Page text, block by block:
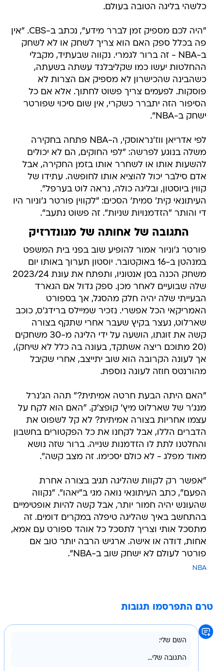
כלשהי בליגה הטובה בעולם.
"היה לכם מספיק זמן לברר מידע", נכתב ב-CBS. "אין
פה בכלל ספק האם הוא צריך לשחק או לא לשחק
ב-NBA - זה ברור לגמרי. נקווה שבעתיד, מקבלי
ההחלטות יעשו כמו שקליבלנד עשתה בשעתה,
כשהבינה שהכישרון לא מספיק אם הצרות לא
פוסקות. לפעמים צריך פשוט לחתוך. אלא אם כל
הסיפור הזה יתברר כשקרי, אין שום סיכוי שפורטר
ישחק ב-NBA".
לפי אדריאן ווז'נראוסקי, ה-NBA פתחה בחקירה
משלה בנוגע לפרשה: "לפי החוקים, הם לא יכולים
להשעות אותו או לשחרר אותו בזמן החקירה, אבל
אדם סילבר יכול להוציא אותו לחופשה. עתידו של
קווין ביוסטון, ובליגה כולה, נראה לוט בערפל".
העיתונאי קית' סמית' הסכים: "לקווין פורטר ג'וניור היו
די והותר "הזדמנויות שניות". זה פשוט נתעב".
התגובה של אחותה של מגונדרזיק
פורטר ג'וניור אמור להופיע שוב בפני בית המשפט
במנהטן ב-16 באוקטובר. יוסטון תערוך באותו יום
משחק הכנה בסן אנטוניו, ותפתח את עונת 2023/24
שלה שבועיים לאחר מכן. ספק גדול אם הגארד
הבעייתי שלה יהיה חלק מהסגל, אך בספורט
האמריקאי הכל אפשרי. נזכיר שמיילס ברידג'ס, כוכב
שארלוט, נעצר בקיץ שעבר אחרי שתקף בצורה
קשה את זוגתו, הושעה על ידי הליגה מ-30 משחקים
(20 מתוכם ריצה אשתקד, בעונה בה כלל לא שיחק),
אך לעונה הקרובה הוא שוב יתייצב, אחרי שקיבל
מהורנטס חוזה לעונה נוספת.
"האם היתה הבעת חרטה אמיתית?" תהה הג'נרל
מנג'ר של שארלוט מיץ' קופצ'ק. "האם הוא לקח על
עצמו אחריות בצורה אמיתית? לא קל לשפוט את
הדברים הללו, אבל לקחנו את כל הפקטורים בחשבון
והחלטנו לתת לו הזדמנות שנייה. ברור שזה נושא
מאוד מפלג - לא כולם יסכימו. זה מצב קשה".
"אפשר רק לקוות שהליגה תגיב בצורה אחרת
הפעם", כתב העיתונאי נואה מגי ב"יאהו". "נקווה
שהעונש יהיה חמור יותר, אבל קשה להיות אופטימיים
בהתחשב באיך שהליגה טיפלה במקרים דומים. זה
מתסכל אותי וצריך לתסכל כל אוהד ספורט עם אמא,
אחות, דודה או אישה. ארגיש הרבה יותר טוב אם
פורטר לעולם לא ישחק שוב ב-NBA".
NBA
טרם התפרסמו תגובות